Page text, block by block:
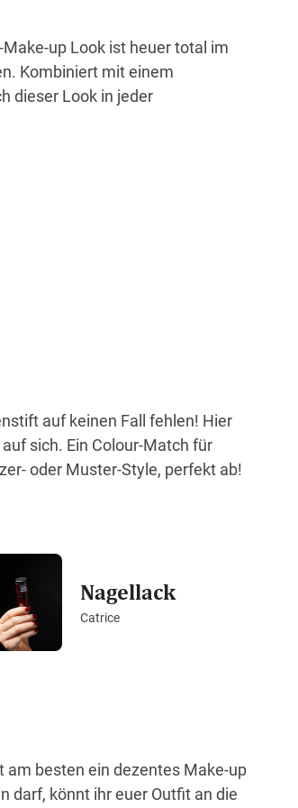
up Look ist heuer total im
Kombiniert mit einem
dieser Look in jeder
auf keinen Fall fehlen! Hier
sich. Ein Colour-Match für
oder Muster-Style, perfekt ab!
Nagellack
Catrice
am besten ein dezentes Make-up
darf, könnt ihr euer Outfit an die